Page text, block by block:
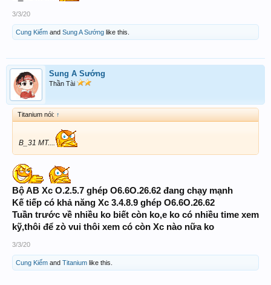
3/3/20
Cung Kiếm and Sung A Sướng like this.
Sung A Sướng
Thần Tài
Titanium nói: ↑
B_31 MT....
Bộ AB Xc O.2.5.7 ghép O6.6O.26.62 đang chạy mạnh
Kế tiếp có khả năng Xc 3.4.8.9 ghép O6.6O.26.62
Tuần trước về nhiều ko biết còn ko,e ko có nhiều time xem
kỹ,thôi để zò vui thôi xem có còn Xc nào nữa ko
3/3/20
Cung Kiếm and Titanium like this.